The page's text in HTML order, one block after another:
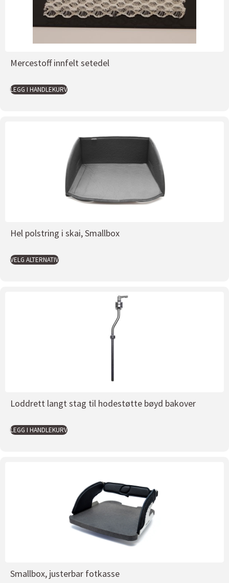
Mercestoff innfelt setedel
LEGG I HANDLEKURV
Hel polstring i skai, Smallbox
VELG ALTERNATIV
Loddrett langt stag til hodestøtte bøyd bakover
LEGG I HANDLEKURV
Smallbox, justerbar fotkasse